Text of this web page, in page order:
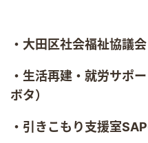
・大田区社会福祉協議会
・生活再建・就労サポ
ボタ）
・引きこもり支援室